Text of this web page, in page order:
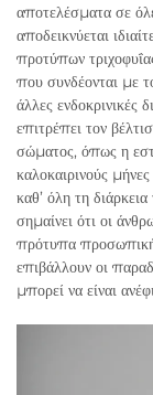
αποτελέσματα σε
αποδεικνύεται
προτύπων
που συνδέονται με
άλλες ενδοκρινικές
επιτρέπει τον
σώματος, όπως η
καλοκαιρινούς
καθ’ όλη τη
σημαίνει ότι οι
πρότυπα
επιβάλλουν οι
μπορεί να είναι